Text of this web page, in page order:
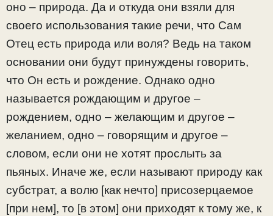
оно – природа. Да и откуда они взяли для
своего использования такие речи, что Сам
Отец есть природа или воля? Ведь на таком
основании они будут принуждены говорить,
что Он есть и рождение. Однако одно
называется рождающим и другое –
рождением, одно – желающим и другое –
желанием, одно – говорящим и другое –
словом, если они не хотят прослыть за
пьяных. Иначе же, если называют природу как
субстрат, а волю [как нечто] присозерцаемое
[при нем], то [в этом] они приходят к тому же, к